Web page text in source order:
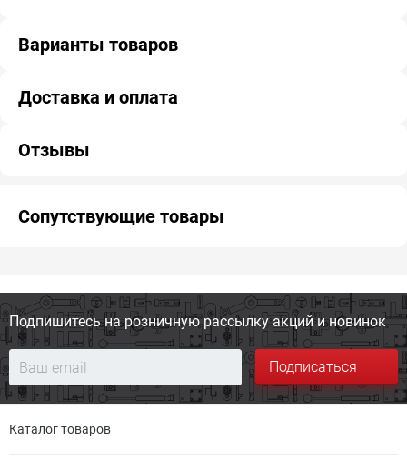
Варианты товаров
Доставка и оплата
Отзывы
Сопутствующие товары
Подпишитесь на розничную рассылку акций и новинок
Подписаться
Каталог товаров